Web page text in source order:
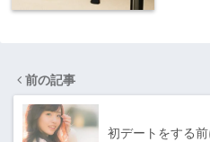
前の記事
初デートをする